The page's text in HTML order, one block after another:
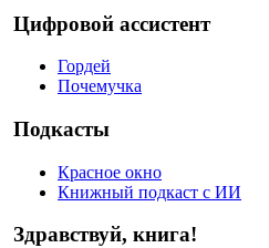
Цифровой ассистент
Гордей
Почемучка
Подкасты
Красное окно
Книжный подкаст с ИИ
Здравствуй, книга!